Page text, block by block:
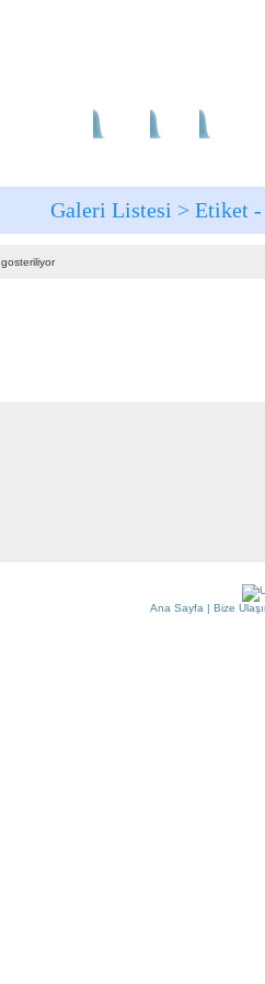
Galeri Listesi > Etiket -
gosteriliyor
Ana Sayfa | Bize